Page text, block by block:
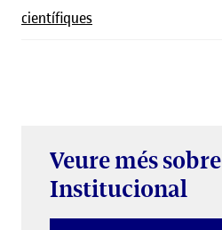
científiques
Veure més sobre
Institucional